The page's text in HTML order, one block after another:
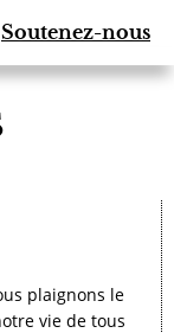
Soutenez-nous
plaignons le
vie de tous